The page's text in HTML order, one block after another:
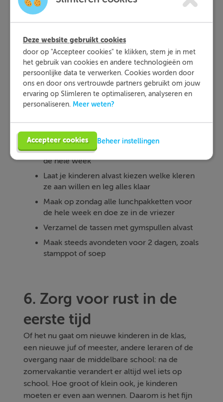
5. Maak het jezelf
makkelijk in de eerste
schoolweek
Naast je kinderen moet jij ook weer even
wennen aan het schoolritme. Je bereidt jezelf
daar het beste op voor door alles lekker
makkelijk te houden in de eerste week. Zo loopt
aantal tips:
Doe in het weekend boodschappen voor
de hele week
Laat je kinderen alvast kiezen welke kleren
ze aan willen en leg alles klaar
Maak op zondag alle lunchpakketten voor
de hele week en doe ze in de vriezer
Verzamel de tassen met gymspullen alvast
Maak steeds avondeten voor 2 dagen, zoals
stamppot of soep
6. Zorg voor rust in de
eerste tijd
Of het nu gaat om nieuwe kinderen in de klas,
een nieuwe juf of meester, andere leraren of de
overgang naar de middelbare school: na de
zomervakantie verandert er altijd wel iets op
school. Hoe groot of klein ook, je kinderen
moeten er even aan wennen. Daarom is het fijn
Deze website gebruikt cookies
door op "Accepteer cookies" te klikken, stem je in met
het gebruik van cookies en andere technologieën om
persoonlijke data te verwerken. Cookies worden door
ons en door ons vertrouwde partners gebruikt om jouw
ervaring op Slimleren te optimaliseren, analyseren en
personaliseren. Meer weten?
Accepteer cookies Beheer instellingen